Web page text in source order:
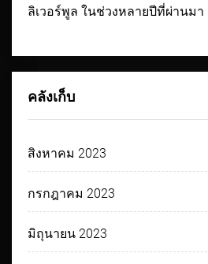
ลิเวอร์พูล ในช่วงหลายปีที่ผ่านมา
คลังเก็บ
สิงหาคม 2023
กรกฎาคม 2023
มิถุนายน 2023